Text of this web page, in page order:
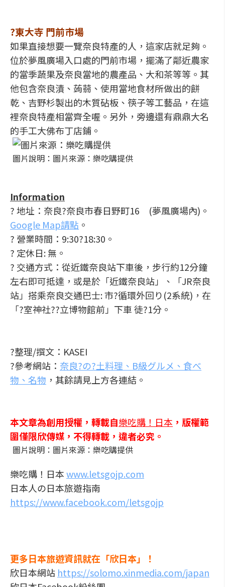
?東大寺 門前市場
如果直接想要一覽奈良特產的人，這家店就足夠。
位於夢風廣場入口處的門前市場，擺滿了鄰近農家
的當季蔬果及奈良當地的農產品、大和茶等等。其
他包含奈良漬、蒟蒻、使用當地食材所做出的餅
乾、吉野杉製出的木質砧板、筷子等工藝品，在這
裡奈良特產相當齊全喔。另外，旁邊還有鼎鼎大名
的手工大佛布丁店鋪。
圖片說明：圖片來源：樂吃購提供
Information
? 地址：奈良?奈良市春日野町16 (夢風廣場內)。
Google Map請點 。
? 營業時間：9:30?18:30。
? 定休日: 無。
? 交通方式：從近鐵奈良站下車後，步行約12分鐘
左右即可抵達，或是於「近鐵奈良站」、「JR奈良
站」搭乘奈良交通巴士: 市?循環外回り(2系統)，在
「?室神社??立博物館前」下車 徒?1分。
?整理/撰文：KASEI
?參考網站： 奈良?の?土料理、B級グルメ、食べ
物、名物 ，其餘請見上方各連結。
本文章為創用授權，轉載自樂吃購！日本 ，版權範
圍僅限欣傳媒，不得轉載，違者必究。
圖片說明：圖片來源：樂吃購提供
樂吃購！日本www.letsgojp.com
日本人の日本旅遊指南
https://www.facebook.com/letsgojp
更多日本旅遊資訊就在「欣日本」！
欣日本網站 https://solomo.xinmedia.com/japan